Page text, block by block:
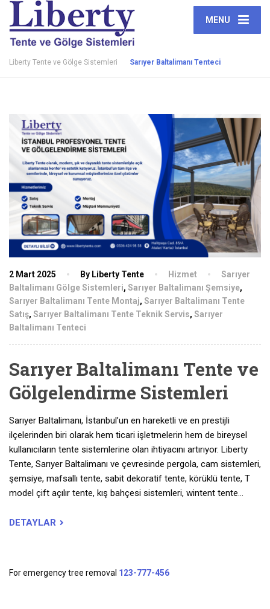
MENU
Liberty Tente ve Gölge Sistemleri Sarıyer Baltalimanı Tenteci
2 Mart 2025 By Liberty Tente Hizmet
Sarıyer
Baltalimanı Gölge Sistemleri, Sarıyer Baltalimanı Şemsiye,
Sarıyer Baltalimanı Tente Montaj, Sarıyer Baltalimanı Tente
Satış, Sarıyer Baltalimanı Tente Teknik Servis, Sarıyer
Baltalimanı Tenteci
Sarıyer Baltalimanı Tente ve
Gölgelendirme Sistemleri
Sarıyer Baltalimanı, İstanbul’un en hareketli ve en prestijli
ilçelerinden biri olarak hem ticari işletmelerin hem de bireysel
kullanıcıların tente sistemlerine olan ihtiyacını artırıyor. Liberty
Tente, Sarıyer Baltalimanı ve çevresinde pergola, cam sistemleri,
şemsiye, mafsallı tente, sabit dekoratif tente, körüklü tente, T
model çift açılır tente, kış bahçesi sistemleri, wintent tente…
DETAYLAR
For emergency tree removal 123-777-456